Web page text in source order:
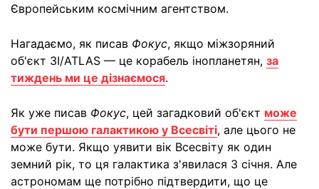
Європейським космічним агентством.
Нагадаємо, як писав Фокус, якщо міжзоряний
об'єкт 3I/ATLAS — це корабель інопланетян, за
тиждень ми це дізнаємося.
Як уже писав Фокус, цей загадковий об'єкт може
бути першою галактикою у Всесвіті, але цього не
може бути. Якщо уявити вік Всесвіту як один
земний рік, то ця галактика з'явилася 3 січня. Але
астрономам ще потрібно підтвердити, що це